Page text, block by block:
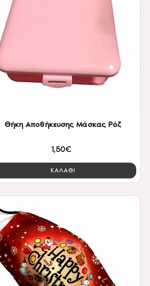
Θήκη Αποθήκευσης Μάσκας Ρόζ
1,50€
ΚΑΛΑΘΙ